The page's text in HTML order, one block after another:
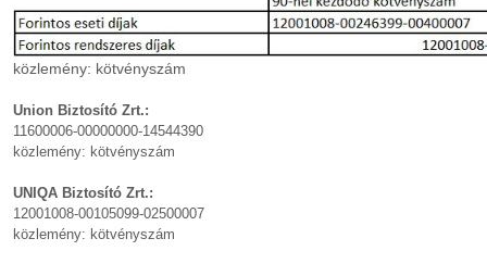
közlemény: kötvényszám
Union Biztosító Zrt.:
11600006-00000000-14544390
közlemény: kötvényszám
UNIQA Biztosító Zrt.:
12001008-00105099-02500007
közlemény: kötvényszám